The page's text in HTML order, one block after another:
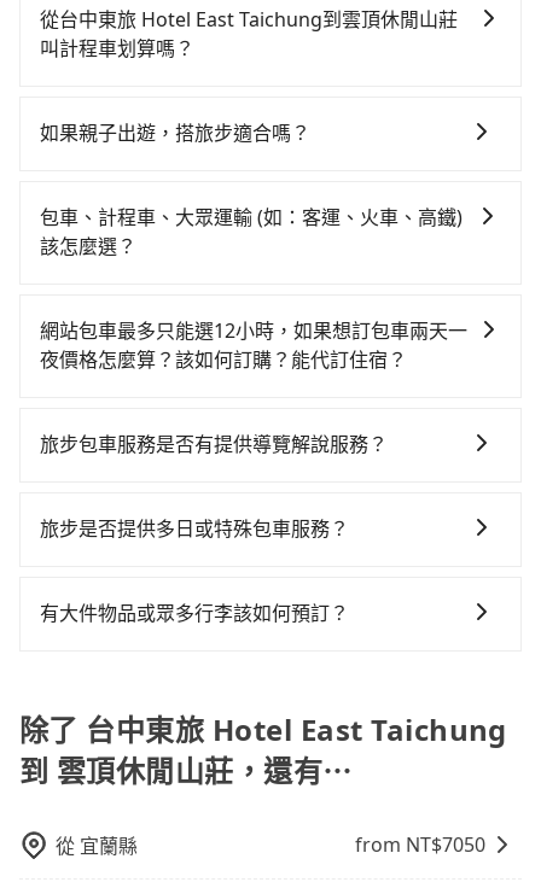
時不需要閉目養神（因為要自己開車），最重要的是你
當天就要來回，那在台中路邊可隨租隨借的iRent應該是
東旅 Hotel East Taichung到雲頂休閒山莊的花費預估
小時40元路邊停車費用預估進去，但額外的汽車保險與
可能的罰單都需自付。再者，和運的iRent只提供最基本
座或九人座可供選擇，而且無人租車最令人詬病的就是
車況，打開車門才發現仍有上一組乘客遺留的垃圾或者
用戶卻遲遲尚未歸還，又或者要還車時卻偏偏找不到停
使用時還是有其區域的限制，實際可停靠的地點與你的
從台中東旅 Hotel East Taichung到雲頂休閒山莊
叫計程車划算嗎？
灣大車隊、Uber、Line Taxi、Yoxi等，如果在路邊攔不
通、干城衛星車隊等叫車看看。依照里程跳錶計算，價
格約為2,175~2,600元間，若改選tripool的專車服務可
0.2%，其叫車的難度是雙北市的490倍。再加上台中市
有些計程車司機不按錶計費，約有27%會採現場議價，
能較為便宜，但當你們人數超過四位時，叫兩輛計程車
如果親子出遊，搭旅步適合嗎？
椅及兒童用增高墊供您選購(租借300元/個)，讓您和孩子
出遊時安全更有保障。
包車、計程車、大眾運輸 (如：客運、火車、高鐵)
該怎麼選？
擇： 預算：不同交通工具價格不同，可先確定您的預
算。計程車最貴，而大眾運輸通常較便宜。 行程：需多
車。 旅行人數：人數多時包車較方便舒適且每個人攤提
車，不趕時間即可選用大眾運輸。 便利性：需要便利性
網站包車最多只能選12小時，如果想訂包車兩天一
夜價格怎麼算？該如何訂購？能代訂住宿？
需要連續兩天的包車服務，可以在官網上分開預定兩天
旅步包車服務是否有提供導覽解說服務？
需要導覽服務，可事先透過電子郵件
旅步是否提供多日或特殊包車服務？
專人回覆您。
有大件物品或眾多行李該如何預訂？
看板、床墊、折疊單車、家電等，在乘客人數不多的情
況下，可以將後座倒放來騰出置物空間。基本上只要不
遮住司機視線、不會破壞車體、不影響行車安全，會讓
並事先透過官網的線上客服洽詢，確認沒問題再下訂。
除了 台中東旅 Hotel East Taichung
到 雲頂休閒山莊，還有⋯
從 宜蘭縣 from NT$7050